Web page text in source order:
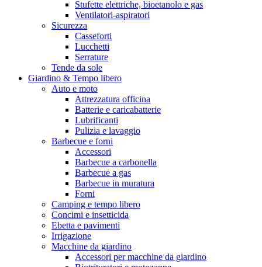
Stufette elettriche, bioetanolo e gas
Ventilatori-aspiratori
Sicurezza
Casseforti
Lucchetti
Serrature
Tende da sole
Giardino & Tempo libero
Auto e moto
Attrezzatura officina
Batterie e caricabatterie
Lubrificanti
Pulizia e lavaggio
Barbecue e forni
Accessori
Barbecue a carbonella
Barbecue a gas
Barbecue in muratura
Forni
Camping e tempo libero
Concimi e insetticida
Ebetta e pavimenti
Irrigazione
Macchine da giardino
Accessori per macchine da giardino